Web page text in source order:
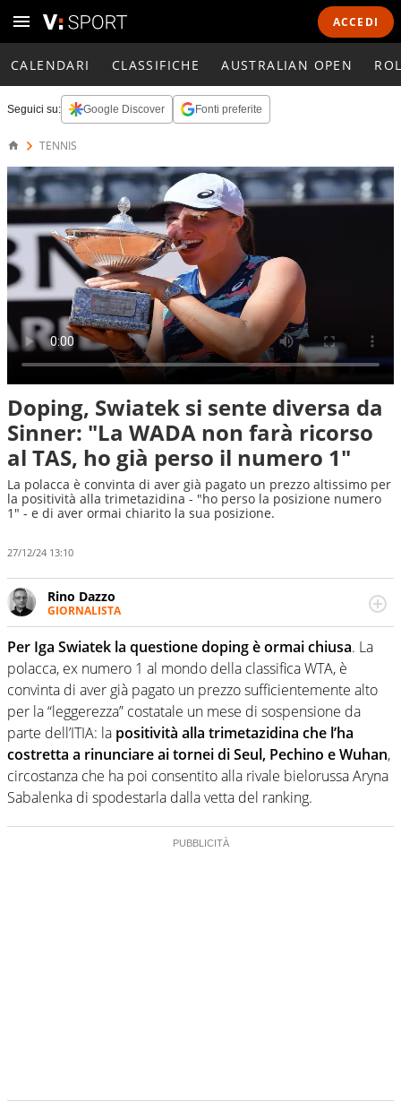
ACCEDI
CALENDARI CLASSIFICHE AUSTRALIAN OPEN
Seguici su: Google Discover Fonti preferite
TENNIS
Doping, Swiatek si sente diversa da
Sinner: "La WADA non farà ricorso
al TAS, ho già perso il numero 1"
La polacca è convinta di aver già pagato un prezzo altissimo per
la positività alla trimetazidina - "ho perso la posizione numero
1" - e di aver ormai chiarito la sua posizione.
27/12/24 13:10
Rino Dazzo
GIORNALISTA
Se mai ci fosse modo di traslare il glossario del calcio in
una nicchia di esperti, lui ne farebbe parte. Non si perde
una svista arbitrale né gli umori social del mondo delle
curve
Per Iga Swiatek la questione doping è ormai chiusa. La
polacca, ex numero 1 al mondo della classifica WTA, è
convinta di aver già pagato un prezzo sufficientemente alto
per la “leggerezza” costatale un mese di sospensione da
parte dell’ITIA: la positività alla trimetazidina che l’ha
costretta a rinunciare ai tornei di Seul, Pechino e Wuhan,
circostanza che ha poi consentito alla rivale bielorussa Aryna
Sabalenka di spodestarla dalla vetta del ranking.